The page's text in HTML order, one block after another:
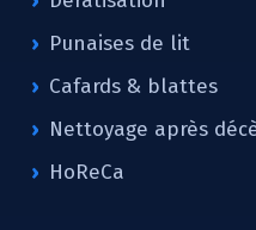
Punaises de lit
Cafards & blattes
Nettoyage après
HoReCa